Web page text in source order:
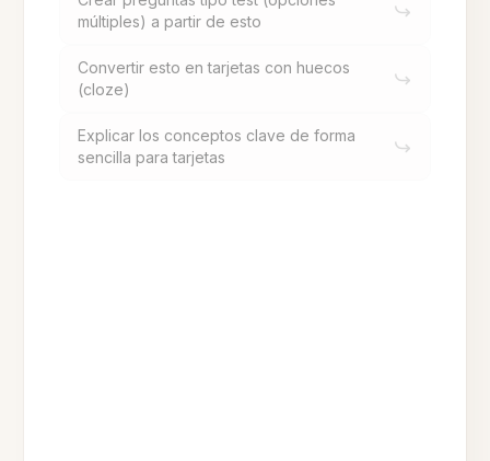
múltiples) a partir de esto
Convertir esto en tarjetas con huecos
(cloze)
Explicar los conceptos clave de forma
sencilla para tarjetas